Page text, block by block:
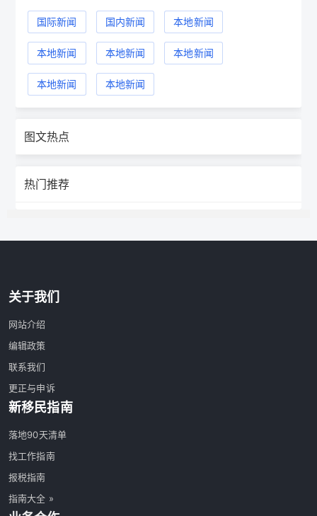
国际新闻 国内新闻 本地新闻
本地新闻 本地新闻 本地新闻
本地新闻 本地新闻
图文热点
热门推荐
关于我们
网站介绍
编辑政策
联系我们
更正与申诉
新移民指南
落地90天清单
找工作指南
报税指南
指南大全 »